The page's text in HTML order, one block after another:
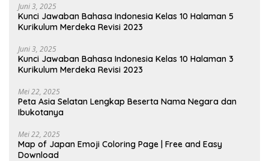
Juni 3, 2025
Kunci Jawaban Bahasa Indonesia Kelas 10 Halaman 5
Kurikulum Merdeka Revisi 2023
Juni 3, 2025
Kunci Jawaban Bahasa Indonesia Kelas 10 Halaman 3
Kurikulum Merdeka Revisi 2023
Mei 22, 2025
Peta Asia Selatan Lengkap Beserta Nama Negara dan
Ibukotanya
Mei 22, 2025
Map of Japan Emoji Coloring Page | Free and Easy
Download